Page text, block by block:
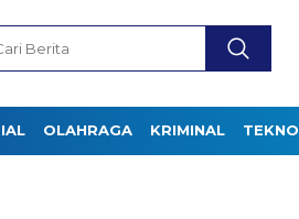
OLAHRAGA KRIMINAL TEKNO